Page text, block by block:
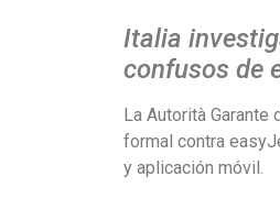
Italia
confusos de
La Autorità Garante
formal contra
y aplicación móvil.